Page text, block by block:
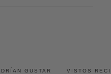
GUSTAR VISTOS